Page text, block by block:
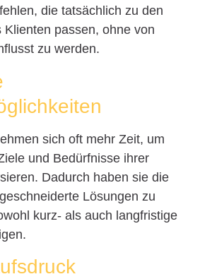
die tatsächlich zu den
Klienten passen, ohne von
zu werden.
sich oft mehr Zeit, um
und Bedürfnisse ihrer
Dadurch haben sie die
Lösungen zu
kurz- als auch langfristige